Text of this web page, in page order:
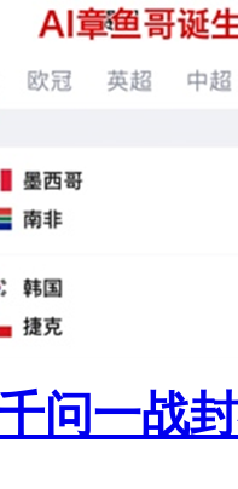
问一战